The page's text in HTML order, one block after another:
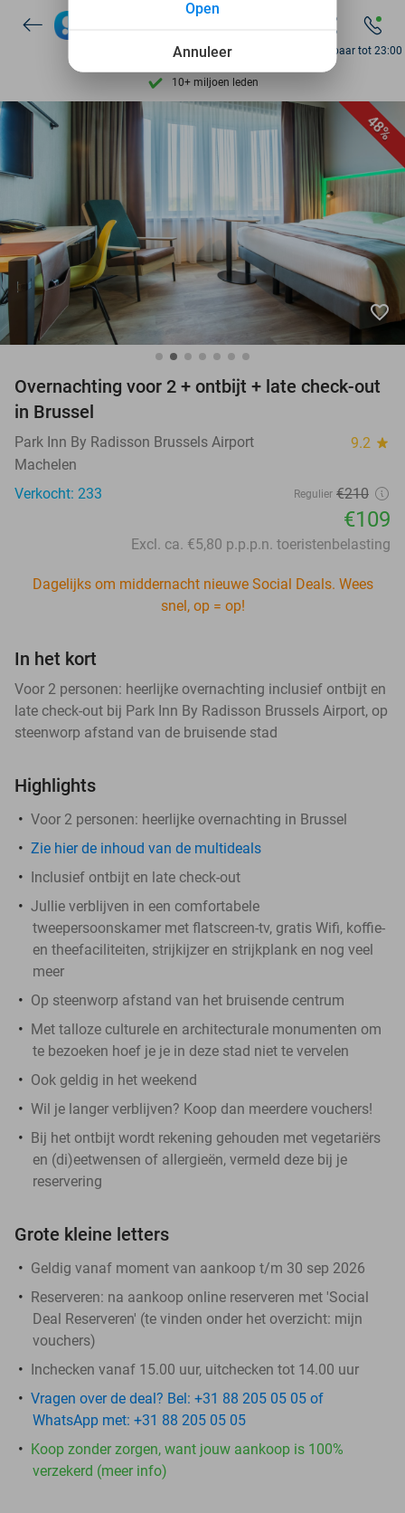
10+ miljoen leden
Ontdek 15.000+ deals
7 dagen per week beschikbaar
Bereikbaar tot 23:00
48%
favorite_border
Overnachting voor 2 + ontbijt + late check-out
in Brussel
Park Inn By Radisson Brussels Airport 9.2 star
Machelen
Verkocht: 233
Regulier €210
€109
Excl. ca. €5,80 p.p.p.n. toeristenbelasting
Dagelijks om middernacht nieuwe Social Deals. Wees
snel, op = op!
In het kort
Voor 2 personen: heerlijke overnachting inclusief ontbijt en
late check-out bij Park Inn By Radisson Brussels Airport, op
steenworp afstand van de bruisende stad
Highlights
Voor 2 personen: heerlijke overnachting in Brussel
Zie hier de inhoud van de multideals
Inclusief ontbijt en late check-out
Jullie verblijven in een comfortabele
tweepersoonskamer met flatscreen-tv, gratis Wifi, koffie-
en theefaciliteiten, strijkijzer en strijkplank en nog veel
meer
Op steenworp afstand van het bruisende centrum
Met talloze culturele en architecturale monumenten om
te bezoeken hoef je je in deze stad niet te vervelen
Ook geldig in het weekend
Wil je langer verblijven? Koop dan meerdere vouchers!
Bij het ontbijt wordt rekening gehouden met vegetariërs
en (di)eetwensen of allergieën, vermeld deze bij je
reservering
Grote kleine letters
Geldig vanaf moment van aankoop t/m 30 sep 2026
Reserveren: na aankoop online reserveren met 'Social
Deal Reserveren' (te vinden onder het overzicht: mijn
vouchers)
Inchecken vanaf 15.00 uur, uitchecken tot 14.00 uur
Vragen over de deal? Bel: +31 88 205 05 05 of
WhatsApp met: +31 88 205 05 05
Koop zonder zorgen, want jouw aankoop is 100%
verzekerd (meer info)
Annuleer
Open